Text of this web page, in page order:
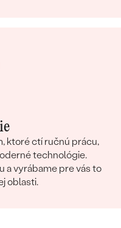
ktoré ctí ručnú prácu,
technológie.
a vyrábame pre vás to
oblasti.